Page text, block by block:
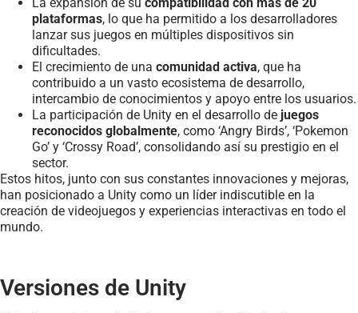
La expansión de su compatibilidad con más de 20
plataformas, lo que ha permitido a los desarrolladores
lanzar sus juegos en múltiples dispositivos sin
dificultades.
El crecimiento de una comunidad activa, que ha
contribuido a un vasto ecosistema de desarrollo,
intercambio de conocimientos y apoyo entre los usuarios.
La participación de Unity en el desarrollo de juegos
reconocidos globalmente, como ‘Angry Birds’, ‘Pokemon
Go’ y ‘Crossy Road’, consolidando así su prestigio en el
sector.
Estos hitos, junto con sus constantes innovaciones y mejoras,
han posicionado a Unity como un líder indiscutible en la
creación de videojuegos y experiencias interactivas en todo el
mundo.
Versiones de Unity